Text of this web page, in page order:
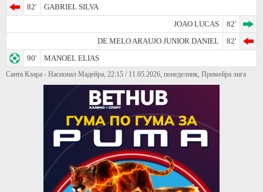
82'
GABRIEL SILVA
JOAO LUCAS
82'
DE MELO ARAUJO JUNIOR DANIEL
82'
90'
MANOEL ELIAS
Санта Клара - Насионал Мадейра, 22:15 / 11.05.2026, понеделник, Примейра лига